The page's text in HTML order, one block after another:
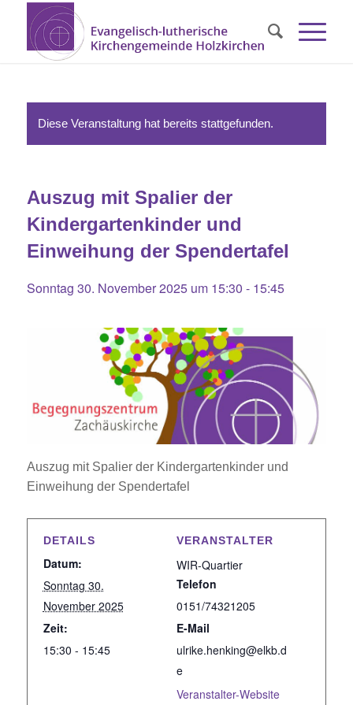
Diese Veranstaltung hat bereits stattgefunden.
Auszug mit Spalier der
Kindergartenkinder und
Einweihung der Spendertafel
Sonntag 30. November 2025 um 15:30 - 15:45
Auszug mit Spalier der Kindergartenkinder und
Einweihung der Spendertafel
DETAILS
Datum:
Sonntag 30.
November 2025
Zeit:
15:30 - 15:45
VERANSTALTER
WIR-Quartier
Telefon
0151/74321205
E-Mail
ulrike.henking@elkb.d
e
Veranstalter-Website